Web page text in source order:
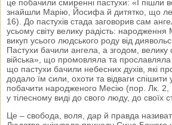
це побачили смиренні пастухи: «І пішли
знайшли Марію, Йосифа й дитятко, що
16). До пастухів стада заговорив сам
усьому світу велику радість: народження
викуп усього людського роду від
Пастухи бачили ангела, а згодом, велику
війська», що промовляла та прославляла
що пастухи бачили небесних духів, які
додало їм сили, охоти та відваги
побачити народженого Месію (пор. Лк. 2,
у тілесному виді до свого люду, до своїх
Це – свобода, воля, дар й правда